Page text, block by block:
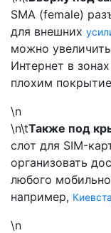
SMA (female)
для внешних
можно
Интернет в
плохим
\n
\n\tТакже под
слот для SIM-
организовать
любого
например,
\n